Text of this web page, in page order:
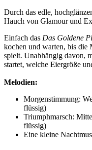
Durch das edle,
Hauch von Glamour und
Einfach das Das Goldene
kochen und warten, bis die
spielt. Unabhängig davon,
startet, welche Eiergröße
Melodien:
Morgenstimmung:
flüssig)
Triumphmarsch:
flüssig)
Eine kleine